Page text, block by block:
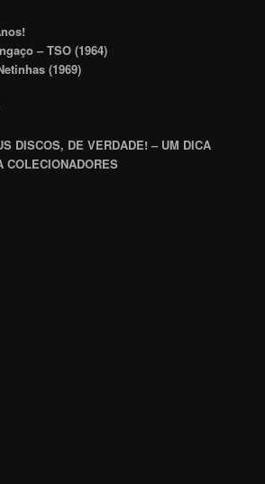
– TSO (1964)
(1969)
DISCOS, DE VERDADE! – UM DICA
COLECIONADORES